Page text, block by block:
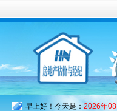
早上好！今天是： 2026年